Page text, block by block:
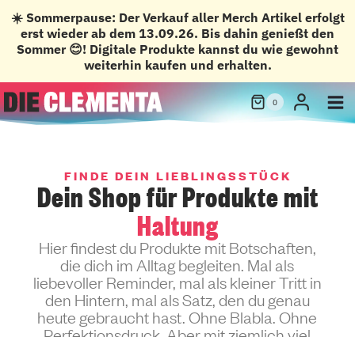
☀️ Sommerpause: Der Verkauf aller Merch Artikel erfolgt
erst wieder ab dem 13.09.26. Bis dahin genießt den
Sommer 😊! Digitale Produkte kannst du wie gewohnt
weiterhin kaufen und erhalten.
Zum
Inhalt
springen
0
FINDE DEIN LIEBLINGSSTÜCK
Dein Shop für Produkte mit
Haltung
Hier findest du Produkte mit Botschaften,
die dich im Alltag begleiten. Mal als
liebevoller Reminder, mal als kleiner Tritt in
den Hintern, mal als Satz, den du genau
heute gebraucht hast. Ohne Blabla. Ohne